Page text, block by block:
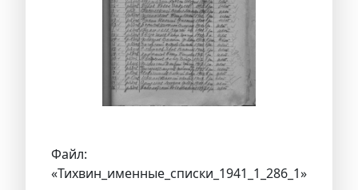
Файл:
«Тихвин_именные_списки_1941_1_286_1»